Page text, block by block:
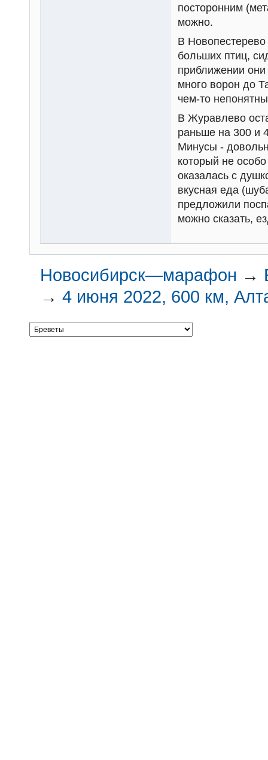
посторонним
можно.
В Новопестерево
больших птиц,
приближении
много ворон до
чем-то
В Журавлево
раньше на 300 и
Минусы -
который не
оказалась с
вкусная еда
предложили
можно сказать,
Новосибирск—марафон →
→4 июня 2022, 600 км,